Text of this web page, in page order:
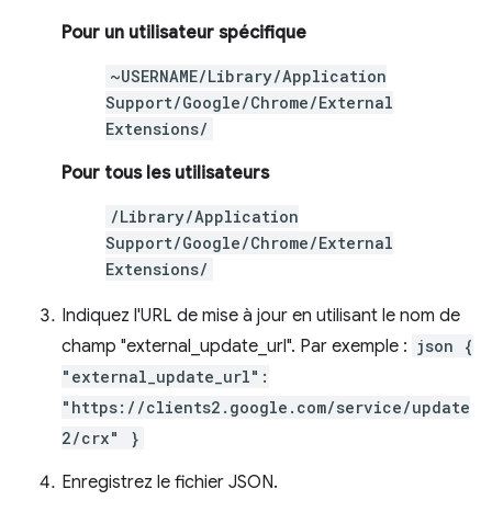
Pour un utilisateur spécifique
~USERNAME/Library/Application
Support/Google/Chrome/External
Extensions/
Pour tous les utilisateurs
/Library/Application
Support/Google/Chrome/External
Extensions/
Indiquez l'URL de mise à jour en utilisant le nom de
champ "external_update_url". Par exemple : json {
"external_update_url":
"https://clients2.google.com/service/update
2/crx" }
Enregistrez le fichier JSON.